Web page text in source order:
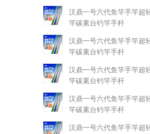
汉鼎一号六代鱼竿手竿超
竿碳素台钓竿手杆
汉鼎一号六代鱼竿手竿超
竿碳素台钓竿手杆
汉鼎一号六代鱼竿手竿超
竿碳素台钓竿手杆
汉鼎一号六代鱼竿手竿超
竿碳素台钓竿手杆
汉鼎一号六代鱼竿手竿超